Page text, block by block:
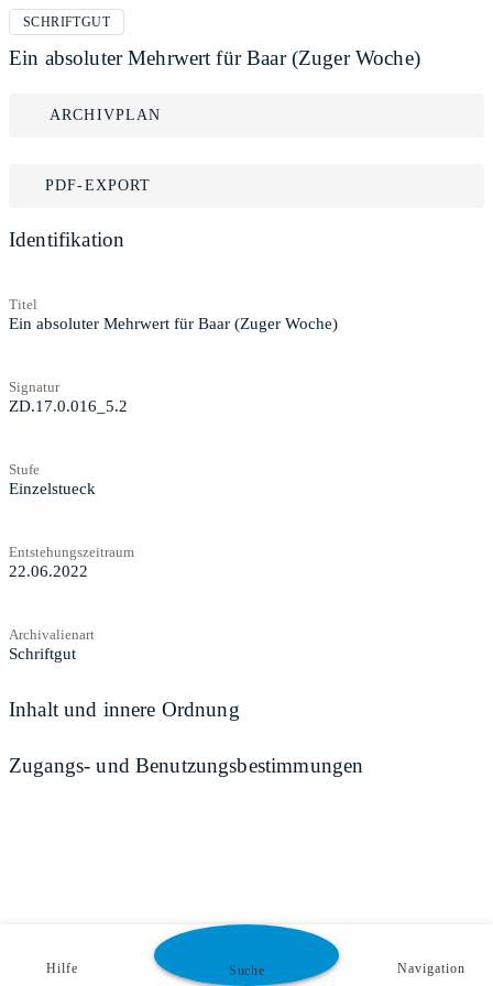
SCHRIFTGUT
Ein absoluter Mehrwert für Baar (Zuger Woche)
ARCHIVPLAN
PDF-EXPORT
Identifikation
Titel
Ein absoluter Mehrwert für Baar (Zuger Woche)
Signatur
ZD.17.0.016_5.2
Stufe
Einzelstueck
Entstehungszeitraum
22.06.2022
Archivalienart
Schriftgut
Inhalt und innere Ordnung
Zugangs- und Benutzungsbestimmungen
Hilfe Suche Navigation